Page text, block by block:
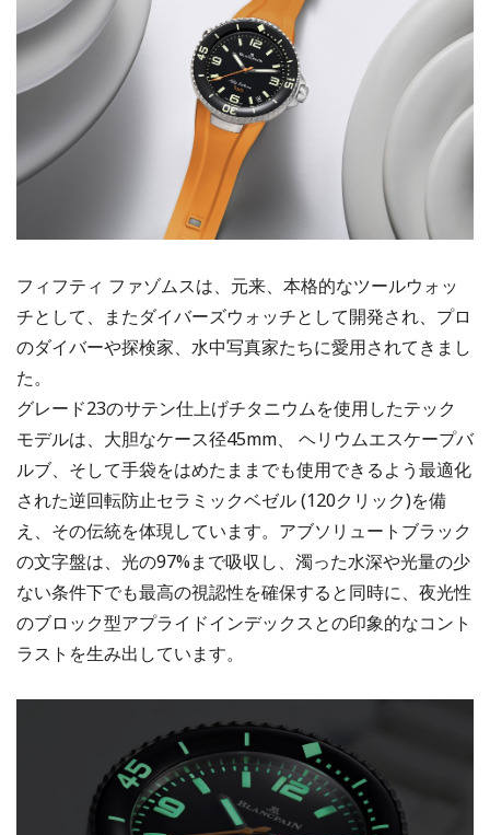
フィフティ ファゾムスは、元来、本格的なツールウォッ
チとして、またダイバーズウォッチとして開発され、プロ
のダイバーや探検家、水中写真家たちに愛用されてきまし
た。
グレード23のサテン仕上げチタニウムを使用したテック
モデルは、大胆なケース径45mm、 ヘリウムエスケープバ
ルブ、そして手袋をはめたままでも使用できるよう最適化
された逆回転防止セラミックベゼル (120クリック)を備
え、その伝統を体現しています。アブソリュートブラック
の文字盤は、光の97%まで吸収し、濁った水深や光量の少
ない条件下でも最高の視認性を確保すると同時に、夜光性
のブロック型アプライドインデックスとの印象的なコント
ラストを生み出しています。